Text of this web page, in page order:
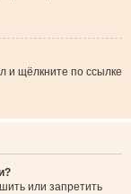
и щёлкните по ссылке
или запретить